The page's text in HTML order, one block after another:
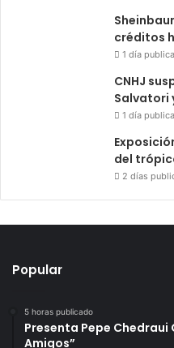
créditos
1 día
CNHJ
Salvatori
1 día
del
2 días
Popular
5 horas publicado
Presenta Pepe Chedraui
Amigos”